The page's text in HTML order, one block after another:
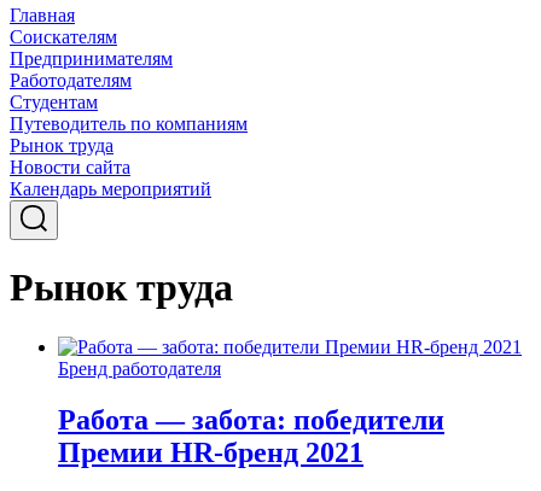
Главная
Соискателям
Предпринимателям
Работодателям
Студентам
Путеводитель по компаниям
Рынок труда
Новости сайта
Календарь мероприятий
Рынок труда
Бренд работодателя
Работа — забота: победители
Премии HR-бренд 2021